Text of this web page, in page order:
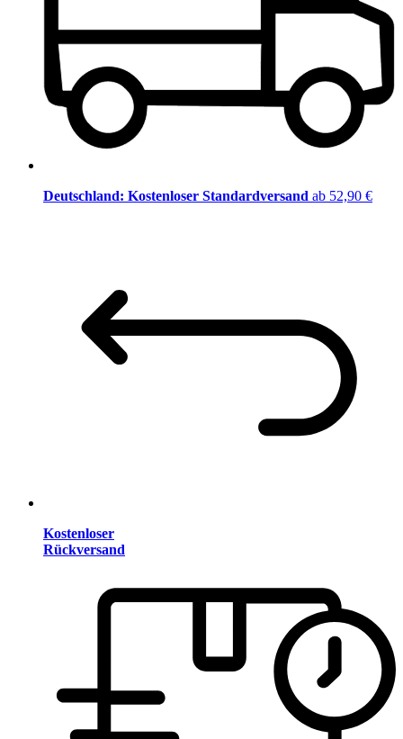
Deutschland: Kostenloser Standardversand ab 52,90 €
Kostenloser
Rückversand